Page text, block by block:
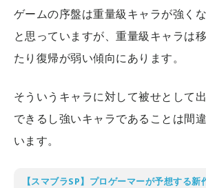
ゲームの序盤は重量級キャラが強く
と思っていますが、重量級キャラは
たり復帰が弱い傾向にあります。
そういうキャラに対して被せとして
できるし強いキャラであることは間
います。
【スマブラSP】プロゲーマーが予想する新